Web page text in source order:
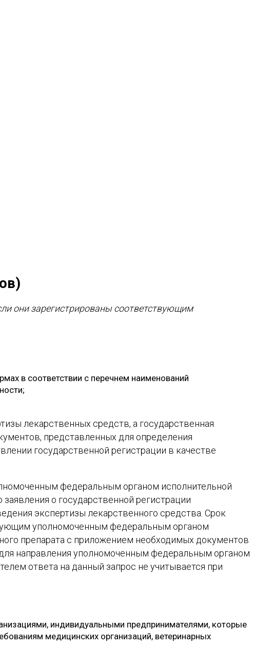
они зарегистрированы соответствующим
в соответствии с перечнем наименований
лекарственных средств, а государственная
представленных для определения
государственной регистрации в качестве
федеральным органом исполнительной
о государственной регистрации
экспертизы лекарственного средства. Срок
уполномоченным федеральным органом
препарата с приложением необходимых документов
направления уполномоченным федеральным органом
ответа на данный запрос не учитывается при
индивидуальными предпринимателями, которые
медицинских организаций, ветеринарных